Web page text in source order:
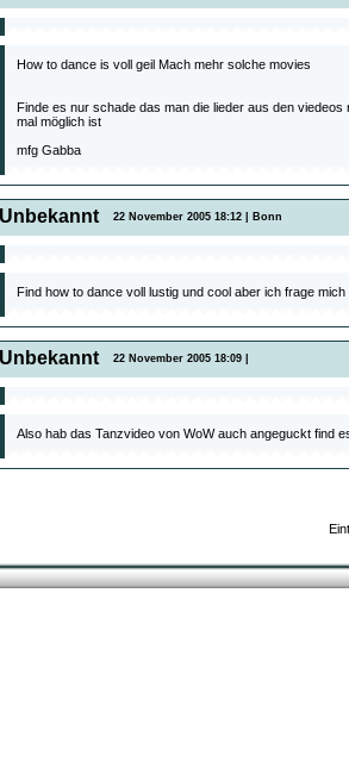
How to dance is voll geil Mach mehr solche movies
Finde es nur schade das man die lieder aus den
mal möglich ist
mfg Gabba
Unbekannt 22 November 2005 18:12 | Bonn
Find how to dance voll lustig und cool aber ich frage
Unbekannt 22 November 2005 18:09 |
Also hab das Tanzvideo von WoW auch angeguckt find